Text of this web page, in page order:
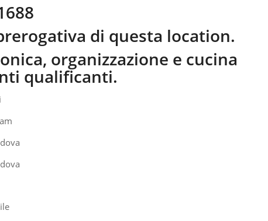
di questa location.
organizzazione e cucina
qualificanti.